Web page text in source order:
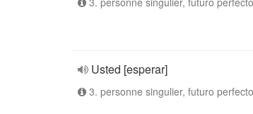
Usted [esperar]
3. personne singulier, futuro